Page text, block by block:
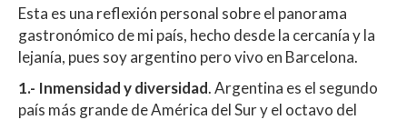
Esta es una reflexión personal sobre el panorama
gastronómico de mi país, hecho desde la cercanía y la
lejanía, pues soy argentino pero vivo en Barcelona.
1.- Inmensidad y diversidad. Argentina es el segundo
país más grande de América del Sur y el octavo del